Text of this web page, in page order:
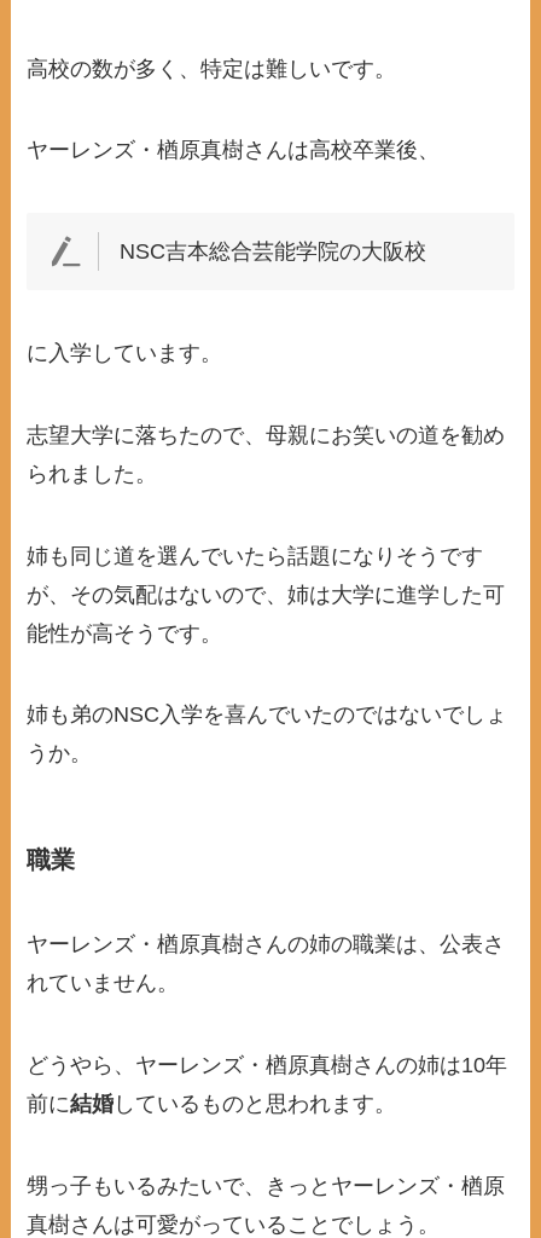
高校の数が多く、特定は難しいです。
ヤーレンズ・楢原真樹さんは高校卒業後、
NSC吉本総合芸能学院の大阪校
に入学しています。
志望大学に落ちたので、母親にお笑いの道を勧め
られました。
姉も同じ道を選んでいたら話題になりそうです
が、その気配はないので、姉は大学に進学した可
能性が高そうです。
姉も弟のNSC入学を喜んでいたのではないでしょ
うか。
職業
ヤーレンズ・楢原真樹さんの姉の職業は、公表さ
れていません。
どうやら、ヤーレンズ・楢原真樹さんの姉は10年
前に結婚 しているものと思われます。
甥っ子もいるみたいで、きっとヤーレンズ・楢原
真樹さんは可愛がっていることでしょう。